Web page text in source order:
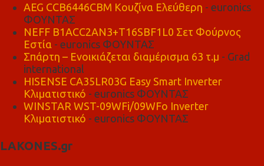
AEG CCB6446CBM Κουζίνα Ελεύθερη - euronics
ΦΟΥΝΤΑΣ
NEFF B1ACC2AN3+T16SBF1L0 Σετ Φούρνος
Εστία - euronics ΦΟΥΝΤΑΣ
Σπάρτη – Ενοικιάζεται διαμέρισμα 63 τ.μ - Grad
international
HISENSE CA35LR03G Easy Smart Inverter
Κλιματιστικό - euronics ΦΟΥΝΤΑΣ
WINSTAR WST-09WFi/09WFo Inverter
Κλιματιστικό - euronics ΦΟΥΝΤΑΣ
LAKONES.gr